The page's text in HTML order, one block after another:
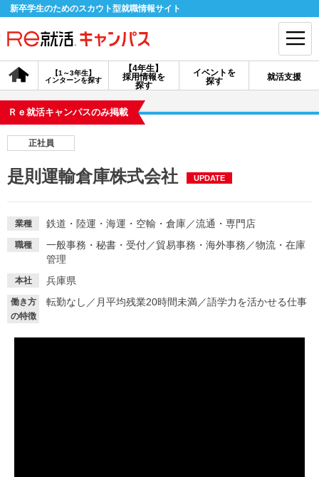
新卒学生のためのスカウト型就職情報サイト
【4年生】
採用情報を
探す
【1～3年生】
インターンを探す
イベントを
探す
就活支援
会員登録 ログイン
探す
イベントを探す
就活ノウハウ・サポート
Ｒｅ就活キャンパスのみ掲載
正社員
是則運輸倉庫株式会社 UPDATE
業種 鉄道・陸運・海運・空輸・倉庫／流通・専門店
職種 一般事務・秘書・受付／貿易事務・海外事務 ／物流・在庫
管理
本社 兵庫県
働き方
の特徴
転勤なし ／ 月平均残業20時間未満／語学力を活かせる仕事